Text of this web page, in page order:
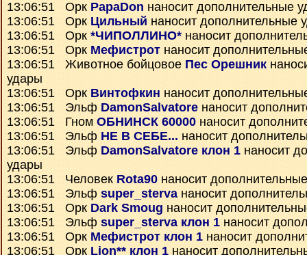
13:06:51 Орк PapaDon наносит дополнительные
13:06:51 Орк Цильный наносит дополнительные
13:06:51 Орк *ЧИПОЛЛИНО* наносит
13:06:51 Орк Мефистрот наносит
13:06:51 Животное бойцовое Пес Орешник
удары
13:06:51 Орк Винтофкин наносит
13:06:51 Эльф DamonSalvatore наносит
13:06:51 Гном ОБНИНСК 60000 наносит
13:06:51 Эльф НЕ В СЕБЕ... наносит
13:06:51 Эльф DamonSalvatore клон 1 наносит
удары
13:06:51 Человек Rota90 наносит
13:06:51 Эльф super_sterva наносит
13:06:51 Орк Dark Smoug наносит
13:06:51 Эльф super_sterva клон 1 наносит
13:06:51 Орк Мефистрот клон 1 наносит
13:06:51 Орк Lion** клон 1 наносит